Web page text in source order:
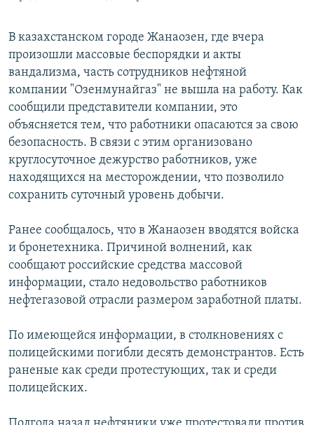
Все сайты РСЕ/РС
В казахстанском городе Жанаозен, где вчера
произошли массовые беспорядки и акты
вандализма, часть сотрудников нефтяной
компании "Озенмунайгаз" не вышла на работу. Как
сообщили представители компании, это
объясняется тем, что работники опасаются за свою
безопасность. В связи с этим организовано
круглосуточное дежурство работников, уже
находящихся на месторождении, что позволило
сохранить суточный уровень добычи.
Ранее сообщалось, что в Жанаозен вводятся войска
и бронетехника. Причиной волнений, как
сообщают российские средства массовой
информации, стало недовольство работников
нефтегазовой отрасли размером заработной платы.
По имеющейся информации, в столкновениях с
полицейскими погибли десять демонстрантов. Есть
раненые как среди протестующих, так и среди
полицейских.